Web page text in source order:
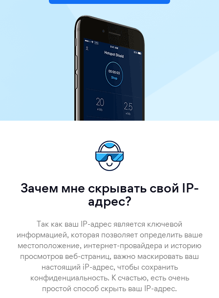
Зачем мне скрывать свой IP-
адрес?
Так как ваш IP-адрес является ключевой
информацией, которая позволяет определить ваше
местоположение, интернет-провайдера и историю
просмотров веб-страниц, важно маскировать ваш
настоящий iP-адрес, чтобы сохранить
конфиденциальность. К счастью, есть очень
простой способ скрыть ваш IP-адрес.